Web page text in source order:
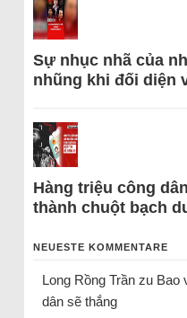
Sự nhục nhã của
nhũng khi đối diện
Hàng triệu công
thành chuột bạch
NEUESTE KOMMENTARE
Long Rồng Trầnzu Bao
dân sẽ thắng